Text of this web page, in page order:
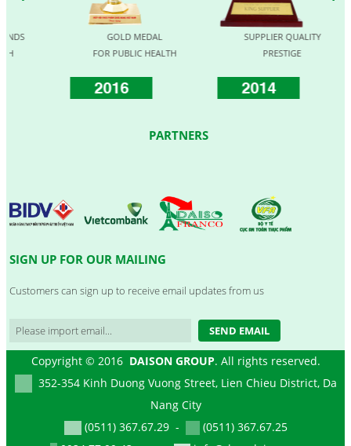
GOLD MEDAL
FOR PUBLIC HEALTH
2016
SUPPLIER QUALITY
PRESTIGE
2014
PARTNERS
SIGN UP FOR OUR MAILING
Customers can sign up to receive email updates from us
SEND EMAIL
Copyright © 2016 DAISON GROUP. All rights reserved.
352-354 Kinh Duong Vuong Street, Lien Chieu District, Da
Nang City
(0511) 367.67.29 -
(0511) 367.67.25